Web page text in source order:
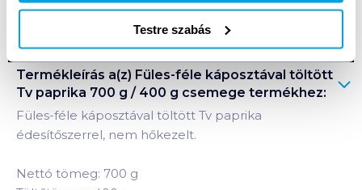
Testre szabás
Bevásárlólistához adom Értesíts, ha olcsóbb!
Termékleírás a(z) Füles-féle káposztával töltött
Tv paprika 700 g / 400 g csemege termékhez:
Füles-féle káposztával töltött Tv paprika
édesítőszerrel, nem hőkezelt.
Nettó tömeg: 700 g